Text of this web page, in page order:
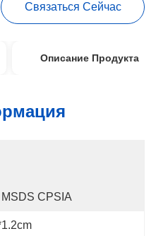
Связаться Сейчас
Описание Продукта
CPSIA